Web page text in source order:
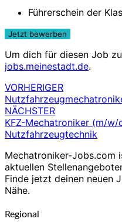
Führerschein der
Um dich für diesen Job
jobs.meinestadt.de.
Beitragsnavigation
VORHERIGER
NÄCHSTER
KFZ-Mechatroniker (m/
Nutzfahrzeugtechnik
Mechatroniker-Jobs.com
aktuellen
Finde jetzt deinen neuen
Nähe.
Regional